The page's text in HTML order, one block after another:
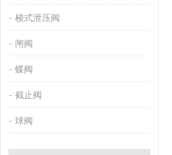
梭式泄压阀
闸阀
蝶阀
截止阀
球阀